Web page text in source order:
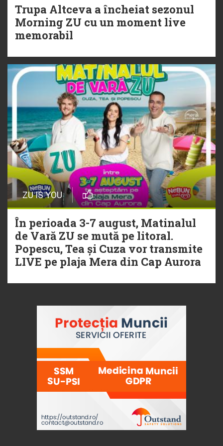
20 Iulie
Torpedoul lui Morar: Theo Rose -
Trupa Altceva a încheiat sezonul
Morning ZU cu un moment live
memorabil
ZU IS YOU
În perioada 3-7 august, Matinalul
de Vară ZU se mută pe litoral.
Popescu, Tea și Cuza vor transmite
LIVE pe plaja Mera din Cap Aurora